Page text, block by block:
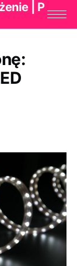
| P